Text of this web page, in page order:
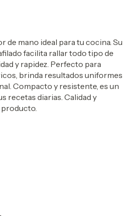
de mano ideal para tu cocina. Su
facilita rallar todo tipo de
y rapidez. Perfecto para
brinda resultados uniformes
Compacto y resistente, es un
recetas diarias. Calidad y